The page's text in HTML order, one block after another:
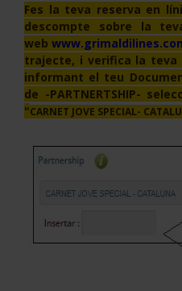
Fes la teva reserva en
descompte sobre la
web
trajecte, i verifica la
informant el teu
de -PARTNERTSHIP-
"CARNET JOVE SPECIAL-